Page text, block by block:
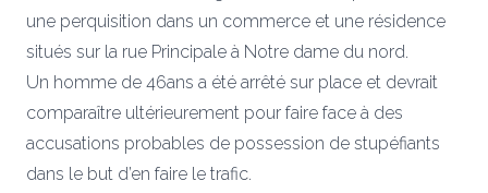
une perquisition dans un commerce et une résidence
situés sur la rue Principale à Notre dame du nord.
Un homme de 46ans a été arrêté sur place et devrait
comparaître ultérieurement pour faire face à des
accusations probables de possession de stupéfiants
dans le but d’en faire le trafic.